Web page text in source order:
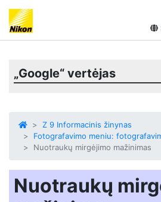
„Google“ vertėjas
Z 9 Informacinis žinynas
Fotografavimo meniu:
Nuotraukų mirgėjimo mažinimas
Nuotraukų